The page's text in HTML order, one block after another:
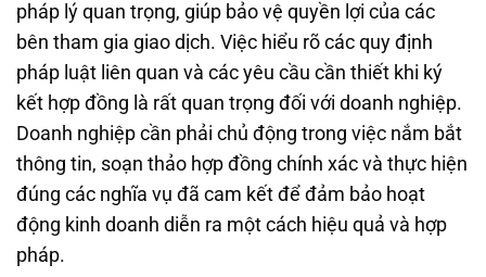
pháp lý quan trọng, giúp bảo vệ quyền lợi của các
bên tham gia giao dịch. Việc hiểu rõ các quy định
pháp luật liên quan và các yêu cầu cần thiết khi ký
kết hợp đồng là rất quan trọng đối với doanh nghiệp.
Doanh nghiệp cần phải chủ động trong việc nắm bắt
thông tin, soạn thảo hợp đồng chính xác và thực hiện
đúng các nghĩa vụ đã cam kết để đảm bảo hoạt
động kinh doanh diễn ra một cách hiệu quả và hợp
pháp.